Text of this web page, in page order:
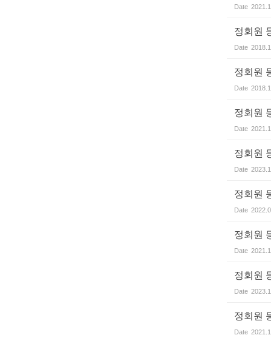
Date
정회원
Date
정회원
Date
정회원
Date
정회원
Date
정회원
Date
정회원
Date
정회원
Date
정회원
Date